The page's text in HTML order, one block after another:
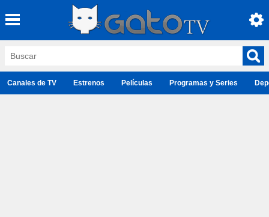
Canales de TV Estrenos Películas Programas y Series